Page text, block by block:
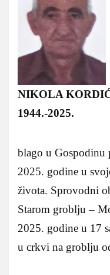
NIKOLA
1944.-2025.
blago u Gospodinu
2025. godine u
života. Sprovodni
Starom groblju –
2025. godine u 17
u crkvi na groblju